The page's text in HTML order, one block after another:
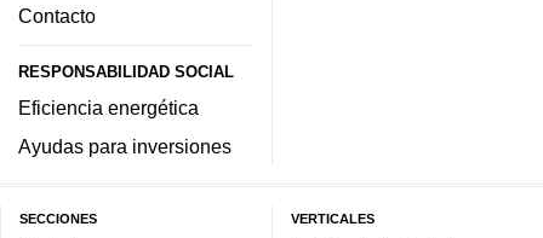
Contacto
RESPONSABILIDAD SOCIAL
Eficiencia energética
Ayudas para inversiones
SECCIONES VERTICALES